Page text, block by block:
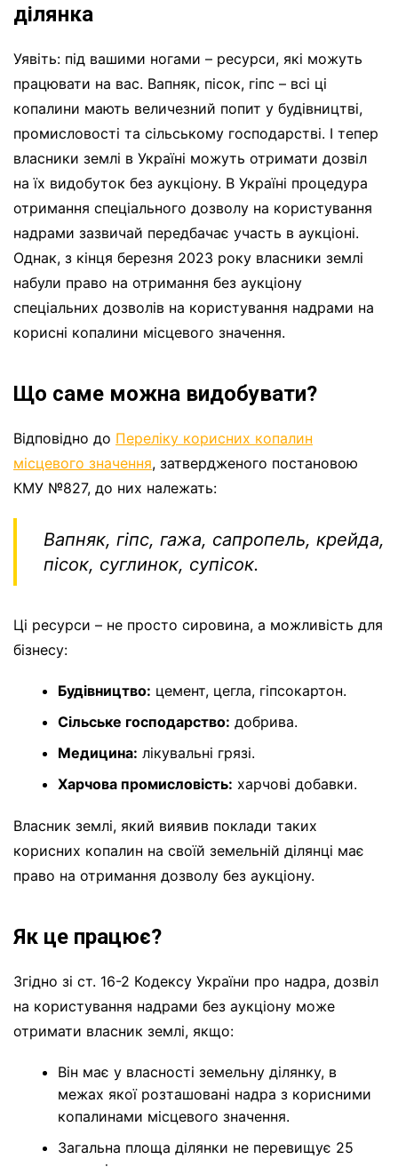
ділянка
Уявіть: під вашими ногами – ресурси, які можуть
працювати на вас. Вапняк, пісок, гіпс – всі ці
копалини мають величезний попит у будівництві,
промисловості та сільському господарстві. І тепер
власники землі в Україні можуть отримати дозвіл
на їх видобуток без аукціону. В Україні процедура
отримання спеціального дозволу на користування
надрами зазвичай передбачає участь в аукціоні.
Однак, з кінця березня 2023 року власники землі
набули право на отримання без аукціону
спеціальних дозволів на користування надрами на
корисні копалини місцевого значення.
Що саме можна видобувати?
Відповідно до Переліку корисних копалин
місцевого значення, затвердженого постановою
КМУ №827, до них належать:
Вапняк, гіпс, гажа, сапропель, крейда,
пісок, суглинок, супісок.
Ці ресурси – не просто сировина, а можливість для
бізнесу:
Будівництво: цемент, цегла, гіпсокартон.
Сільське господарство: добрива.
Медицина: лікувальні грязі.
Харчова промисловість: харчові добавки.
Власник землі, який виявив поклади таких
корисних копалин на своїй земельній ділянці має
право на отримання дозволу без аукціону.
Як це працює?
Згідно зі ст. 16-2 Кодексу України про надра, дозвіл
на користування надрами без аукціону може
отримати власник землі, якщо:
Він має у власності земельну ділянку, в
межах якої розташовані надра з корисними
копалинами місцевого значення.
Загальна площа ділянки не перевищує 25